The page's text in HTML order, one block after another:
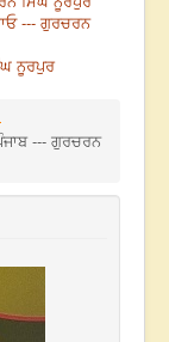
--- ਗੁਰਚਰਨ
ਨੂਰਪੁਰ
--- ਗੁਰਚਰਨ